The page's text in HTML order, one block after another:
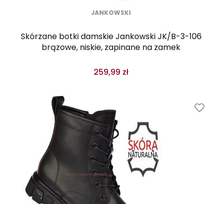
JANKOWSKI
Skórzane botki damskie Jankowski JK/B-3-106
brązowe, niskie, zapinane na zamek
259,99 zł